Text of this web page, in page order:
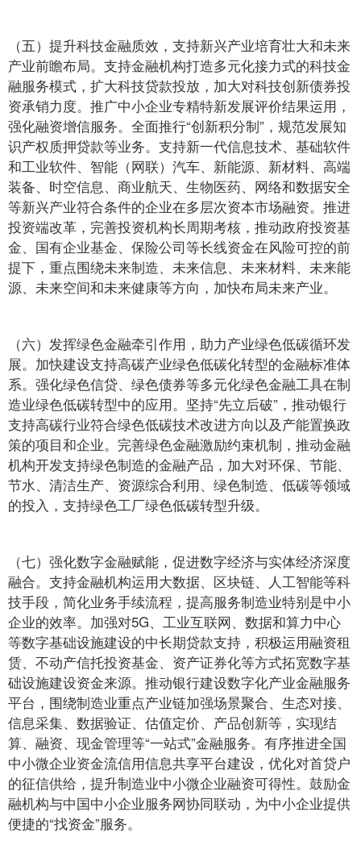
（五）提升科技金融质效，支持新兴产业培育壮大和未来
产业前瞻布局。支持金融机构打造多元化接力式的科技金
融服务模式，扩大科技贷款投放，加大对科技创新债券投
资承销力度。推广中小企业专精特新发展评价结果运用，
强化融资增信服务。全面推行“创新积分制”，规范发展知
识产权质押贷款等业务。支持新一代信息技术、基础软件
和工业软件、智能（网联）汽车、新能源、新材料、高端
装备、时空信息、商业航天、生物医药、网络和数据安全
等新兴产业符合条件的企业在多层次资本市场融资。推进
投资端改革，完善投资机构长周期考核，推动政府投资基
金、国有企业基金、保险公司等长线资金在风险可控的前
提下，重点围绕未来制造、未来信息、未来材料、未来能
源、未来空间和未来健康等方向，加快布局未来产业。
（六）发挥绿色金融牵引作用，助力产业绿色低碳循环发
展。加快建设支持高碳产业绿色低碳化转型的金融标准体
系。强化绿色信贷、绿色债券等多元化绿色金融工具在制
造业绿色低碳转型中的应用。坚持“先立后破”，推动银行
支持高碳行业符合绿色低碳技术改进方向以及产能置换政
策的项目和企业。完善绿色金融激励约束机制，推动金融
机构开发支持绿色制造的金融产品，加大对环保、节能、
节水、清洁生产、资源综合利用、绿色制造、低碳等领域
的投入，支持绿色工厂绿色低碳转型升级。
（七）强化数字金融赋能，促进数字经济与实体经济深度
融合。支持金融机构运用大数据、区块链、人工智能等科
技手段，简化业务手续流程，提高服务制造业特别是中小
企业的效率。加强对5G、工业互联网、数据和算力中心
等数字基础设施建设的中长期贷款支持，积极运用融资租
赁、不动产信托投资基金、资产证券化等方式拓宽数字基
础设施建设资金来源。推动银行建设数字化产业金融服务
平台，围绕制造业重点产业链加强场景聚合、生态对接、
信息采集、数据验证、估值定价、产品创新等，实现结
算、融资、现金管理等“一站式”金融服务。有序推进全国
中小微企业资金流信用信息共享平台建设，优化对首贷户
的征信供给，提升制造业中小微企业融资可得性。鼓励金
融机构与中国中小企业服务网协同联动，为中小企业提供
便捷的“找资金”服务。